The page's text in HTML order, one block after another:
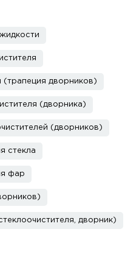
(трапеция дворников)
(дворника)
(дворников)
стекла
фар
дворник)